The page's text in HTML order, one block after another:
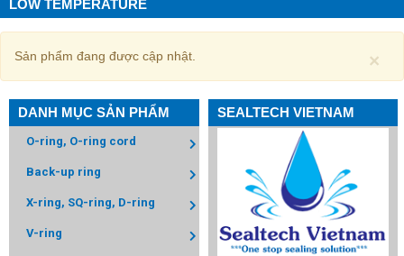
DANH MỤC SẢN PHẨM
O-ring, O-ring cord
Back-up ring
X-ring, SQ-ring, D-ring
V-ring
LOW TEMPERATURE
×
Sản phẩm đang được cập nhật.
SEALTECH VIETNAM